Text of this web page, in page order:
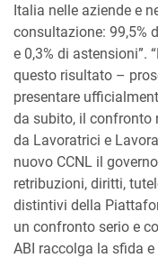
Italia nelle aziende e
consultazione: 99,5%
e 0,3% di astensioni”.
questo risultato –
presentare
da subito, il confronto
da Lavoratrici e
nuovo CCNL il
retribuzioni, diritti,
distintivi della
un confronto serio e
ABI raccolga la sfida